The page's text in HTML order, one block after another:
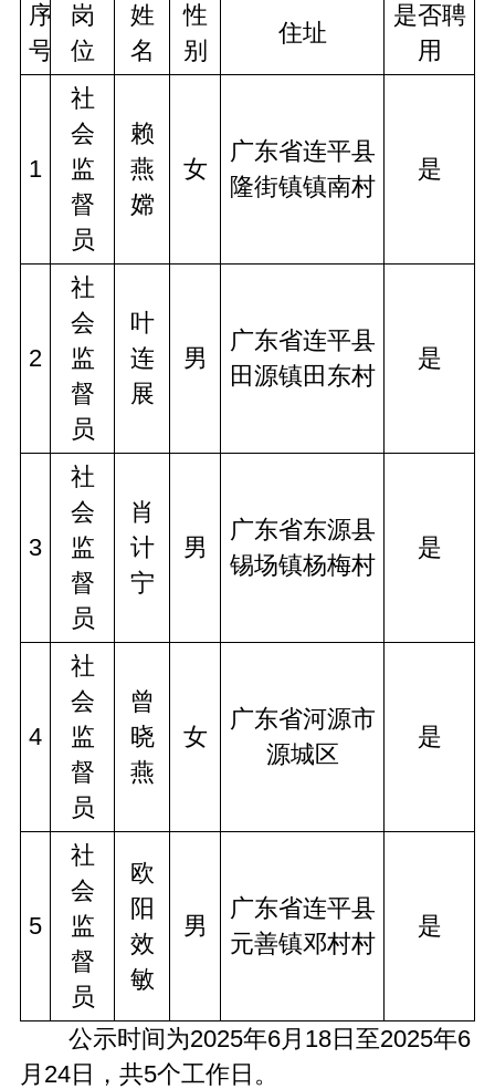
序
号
岗
位
姓
名
性
别
住址
是否聘
用
1
社
会
监
督
员
赖
燕
嫦
女
广东省连平县
隆街镇镇南村
是
2
社
会
监
督
员
叶
连
展
男
广东省连平县
田源镇田东村
是
3
社
会
监
督
员
肖
计
宁
男
广东省东源县
锡场镇杨梅村
是
4
社
会
监
督
员
曾
晓
燕
女
广东省河源市
源城区
是
5
社
会
监
督
员
欧
阳
效
敏
男
广东省连平县
元善镇邓村村
是
公示时间为2025年6月18日至2025年6
月24日，共5个工作日。